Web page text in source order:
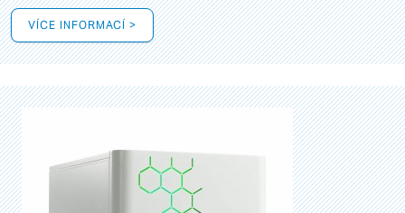
VÍCE INFORMACÍ >